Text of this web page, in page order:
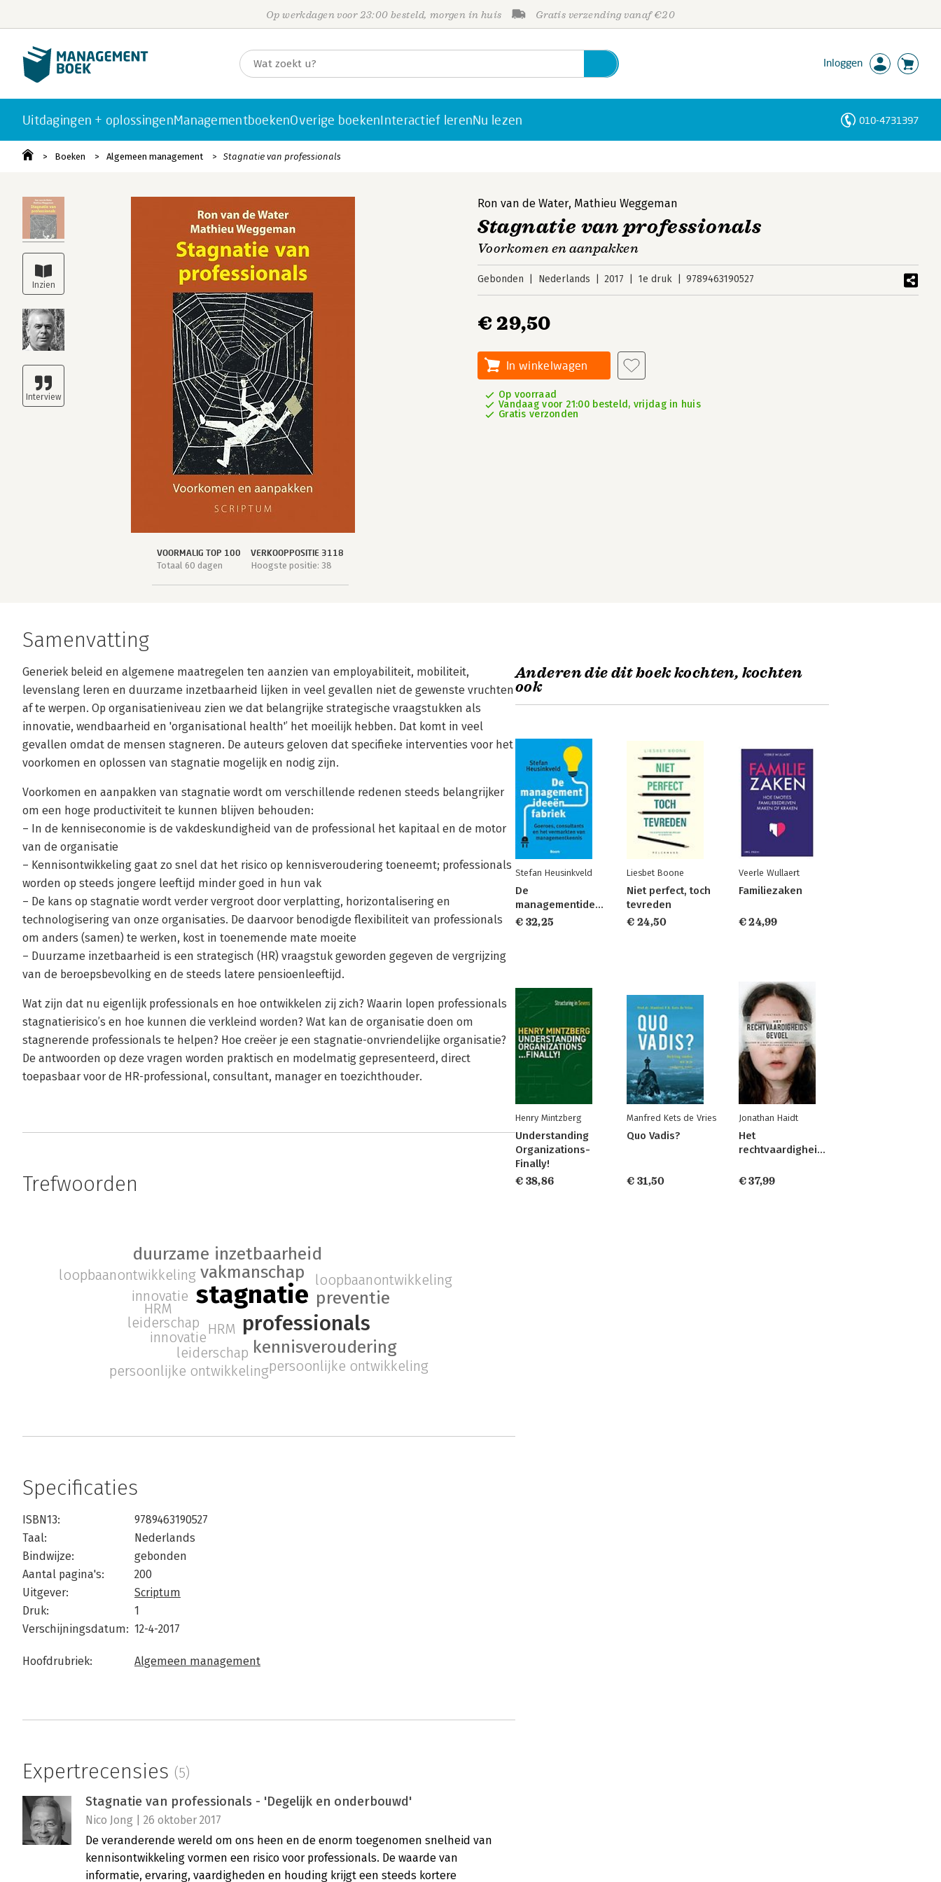
Op werkdagen voor 23:00 besteld, morgen in huis Gratis verzending vanaf €20
Inloggen
Uitdagingen + oplossingenManagementboekenOverige boekenInteractief lerenNu lezen 010-4731397
Boeken Algemeen management Stagnatie van professionals
VOORMALIG TOP 100
Totaal 60 dagen
VERKOOPPOSITIE 3118
Hoogste positie: 38
Ron van de Water, Mathieu Weggeman
Stagnatie van professionals
Voorkomen en aanpakken
Gebonden Nederlands 2017 1e druk 9789463190527
€ 29,50
In winkelwagen
Op voorraad
Vandaag voor 21:00 besteld, vrijdag in huis
Gratis verzonden
Samenvatting
Generiek beleid en algemene maatregelen ten aanzien van employabiliteit, mobiliteit,
levenslang leren en duurzame inzetbaarheid lijken in veel gevallen niet de gewenste vruchten
af te werpen. Op organisatieniveau zien we dat belangrijke strategische vraagstukken als
innovatie, wendbaarheid en 'organisational health'’ het moeilijk hebben. Dat komt in veel
gevallen omdat de mensen stagneren. De auteurs geloven dat specifieke interventies voor het
voorkomen en oplossen van stagnatie mogelijk en nodig zijn.
Voorkomen en aanpakken van stagnatie wordt om verschillende redenen steeds belangrijker
om een hoge productiviteit te kunnen blijven behouden:
– In de kenniseconomie is de vakdeskundigheid van de professional het kapitaal en de motor
van de organisatie
– Kennisontwikkeling gaat zo snel dat het risico op kennisveroudering toeneemt; professionals
worden op steeds jongere leeftijd minder goed in hun vak
– De kans op stagnatie wordt verder vergroot door verplatting, horizontalisering en
technologisering van onze organisaties. De daarvoor benodigde flexibiliteit van professionals
om anders (samen) te werken, kost in toenemende mate moeite
– Duurzame inzetbaarheid is een strategisch (HR) vraagstuk geworden gegeven de vergrijzing
van de beroepsbevolking en de steeds latere pensioenleeftijd.
Wat zijn dat nu eigenlijk professionals en hoe ontwikkelen zij zich? Waarin lopen professionals
stagnatierisico’s en hoe kunnen die verkleind worden? Wat kan de organisatie doen om
stagnerende professionals te helpen? Hoe creëer je een stagnatie-onvriendelijke organisatie?
De antwoorden op deze vragen worden praktisch en modelmatig gepresenteerd, direct
toepasbaar voor de HR-professional, consultant, manager en toezichthouder.
Trefwoorden
stagnatie
professionals
vakmanschap
kennisveroudering
preventie
duurzame inzetbaarheid
leiderschap
HRM
persoonlijke ontwikkeling
innovatie
loopbaanontwikkeling
leiderschap
HRM
persoonlijke ontwikkeling
innovatie
loopbaanontwikkeling
Specificaties
ISBN13:
9789463190527
Taal:
Nederlands
Bindwijze:
gebonden
Aantal pagina's:
200
Uitgever:
Scriptum
Druk:
1
Verschijningsdatum: 12-4-2017
Hoofdrubriek: Algemeen management
Expertrecensies (5)
Stagnatie van professionals - 'Degelijk en onderbouwd'
Nico Jong | 26 oktober 2017
De veranderende wereld om ons heen en de enorm toegenomen snelheid van
kennisontwikkeling vormen een risico voor professionals. De waarde van
informatie, ervaring, vaardigheden en houding krijgt een steeds kortere
Anderen die dit boek kochten, kochten
ook
Stefan Heusinkveld
De
managementideeënfabriek
€ 32,25
Liesbet Boone
Niet perfect, toch
tevreden
€ 24,50
Veerle Wullaert
Familiezaken
€ 24,99
Henry Mintzberg
Understanding
Organizations-
Finally!
€ 38,86
Manfred Kets de Vries
Quo Vadis?
€ 31,50
Jonathan Haidt
Het
rechtvaardigheidsgevoel
€ 37,99
Personen